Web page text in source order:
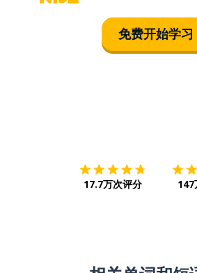
免费开始学习
17.7万次评分 147